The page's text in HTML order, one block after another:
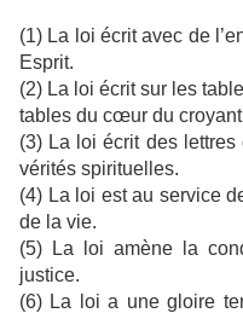
(1) La loi écrit avec de
Esprit.
(2) La loi écrit sur les
tables du cœur du
(3) La loi écrit des lettres
vérités spirituelles.
(4) La loi est au service
de la vie.
(5) La loi amène la
justice.
(6) La loi a une gloire